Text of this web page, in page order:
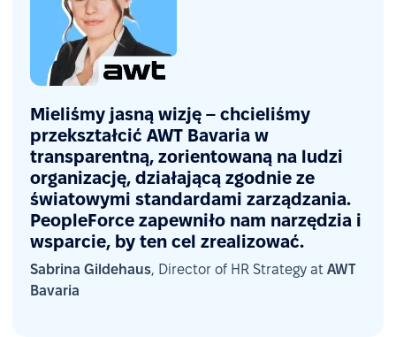
Mieliśmy jasną wizję – chcieliśmy
przekształcić AWT Bavaria w
transparentną, zorientowaną na ludzi
organizację, działającą zgodnie ze
światowymi standardami zarządzania.
PeopleForce zapewniło nam narzędzia i
wsparcie, by ten cel zrealizować.
Sabrina Gildehaus, Director of HR Strategy at AWT
Bavaria